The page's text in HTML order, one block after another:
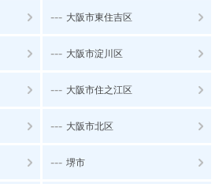
--- 大阪市東住吉区
--- 大阪市淀川区
--- 大阪市住之江区
--- 大阪市北区
--- 堺市